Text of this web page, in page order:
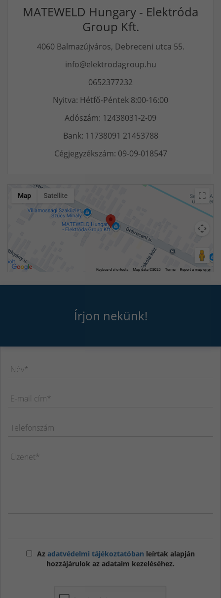
MATEWELD Hungary - Elektróda
Group Kft.
4060 Balmazújváros, Debreceni utca 55.
info@elektrodagroup.hu
0652377232
Nyitva: Hétfő-Péntek 8:00-16:00
Adószám: 12438031-2-09
Bank: 11738091 21453788
Cégjegyzékszám: 09-09-018547
Írjon nekünk!
Név*
E-mail cím*
Telefonszám
Üzenet*
Az adatvédelmi tájékoztatóban leírtak alapján
hozzájárulok az adataim kezeléséhez.